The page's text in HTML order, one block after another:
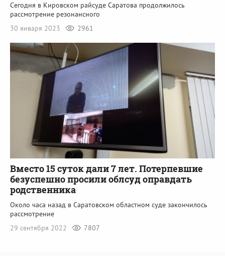
Сегодня в Кировском райсуде Саратова продолжилось
рассмотрение резонансного
30 января 2023
2961
Вместо 15 суток дали 7 лет. Потерпевшие
безуспешно просили облсуд оправдать
родственника
Около часа назад в Саратовском областном суде закончилось
рассмотрение
29 сентября 2022
7807